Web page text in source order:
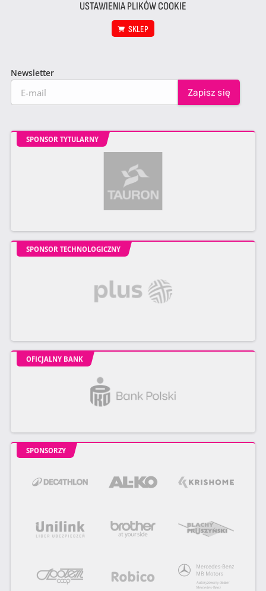
USTAWIENIA PLIKÓW COOKIE
SKLEP
Newsletter
SPONSOR TYTULARNY
SPONSOR TECHNOLOGICZNY
OFICJALNY BANK
SPONSORZY